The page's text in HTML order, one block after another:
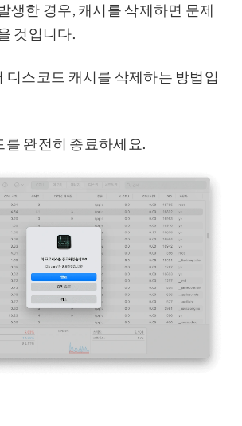
생한 경우, 캐시를 삭제하면 문제
것입니다.
디스코드 캐시를 삭제하는 방법입
를 완전히 종료하세요.